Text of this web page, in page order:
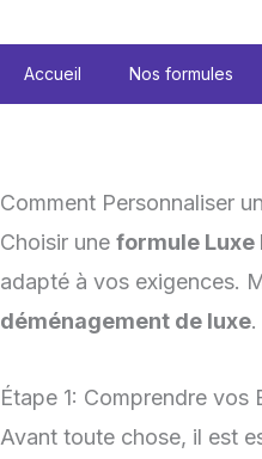
Accueil Nos formules
Comment Personnaliser
Choisir une formule Luxe
adapté à vos exigences.
déménagement de luxe.
Étape 1: Comprendre vos
Avant toute chose, il est